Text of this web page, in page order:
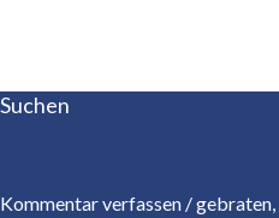
Suchen
Kommentar verfassen /gebraten,